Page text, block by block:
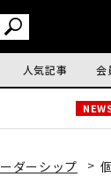
人気記事 会
ダーシップ